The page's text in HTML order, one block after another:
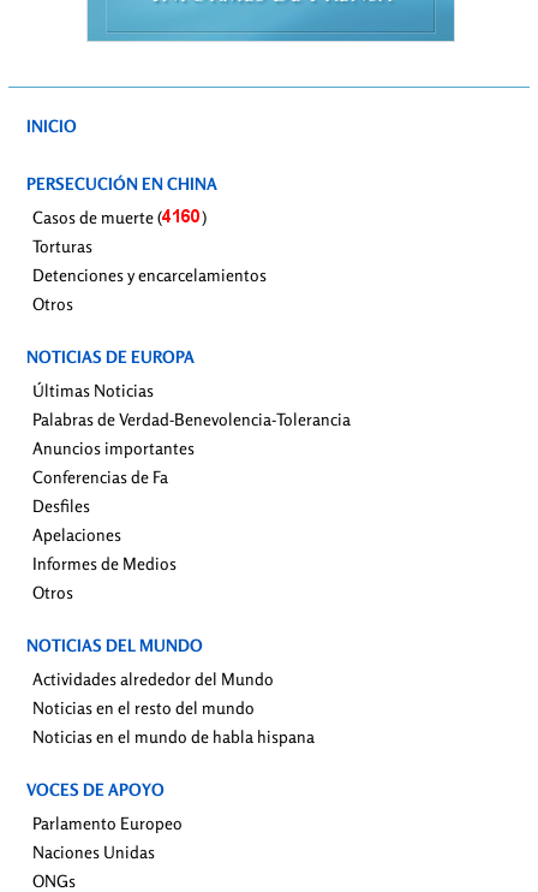
INICIO
PERSECUCIÓN EN CHINA
Casos de muerte (
)
Torturas
Detenciones y encarcelamientos
Otros
NOTICIAS DE EUROPA
Últimas Noticias
Palabras de Verdad-Benevolencia-Tolerancia
Anuncios importantes
Conferencias de Fa
Desfiles
Apelaciones
Informes de Medios
Otros
NOTICIAS DEL MUNDO
Actividades alrededor del Mundo
Noticias en el resto del mundo
Noticias en el mundo de habla hispana
VOCES DE APOYO
Parlamento Europeo
Naciones Unidas
ONGs